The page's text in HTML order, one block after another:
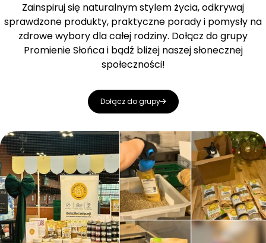
Zainspiruj się naturalnym stylem życia, odkrywaj
sprawdzone produkty, praktyczne porady i pomysły na
zdrowe wybory dla całej rodziny. Dołącz do grupy
Promienie Słońca i bądź bliżej naszej słonecznej
społeczności!
Dołącz do grupy